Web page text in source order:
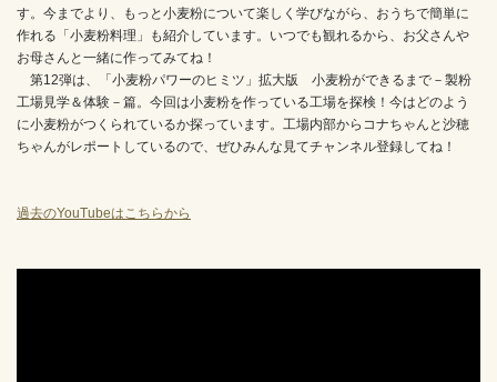
す。今までより、もっと小麦粉について楽しく学びながら、おうちで簡単に
作れる「小麦粉料理」も紹介しています。いつでも観れるから、お父さんや
お母さんと一緒に作ってみてね！
第12弾は、「小麦粉パワーのヒミツ」拡大版 小麦粉ができるまで－製粉
工場見学＆体験－篇。今回は小麦粉を作っている工場を探検！今はどのよう
に小麦粉がつくられているか探っています。工場内部からコナちゃんと沙穂
ちゃんがレポートしているので、ぜひみんな見てチャンネル登録してね！
過去のYouTubeはこちらから